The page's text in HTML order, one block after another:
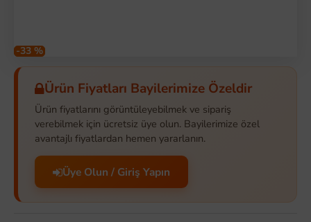
-33 %
Ürün Fiyatları Bayilerimize Özeldir
Ürün fiyatlarını görüntüleyebilmek ve sipariş
verebilmek için ücretsiz üye olun. Bayilerimize özel
avantajlı fiyatlardan hemen yararlanın.
Üye Olun / Giriş Yapın